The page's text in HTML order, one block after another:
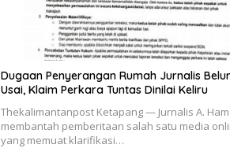
Dugaan Penyerangan Rumah Jurnalis
Usai, Klaim Perkara Tuntas Dinilai Keliru
Thekalimantanpost Ketapang — Jurnalis A.
membantah pemberitaan salah satu media
yang memuat klarifikasi…